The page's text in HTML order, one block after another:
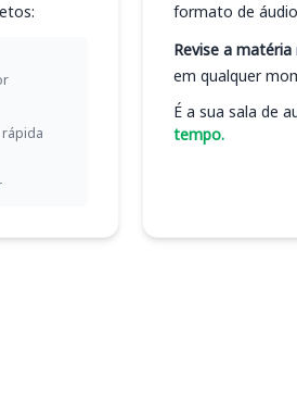
formato de
Revise a matéria
em qualquer
É a sua sala de
tempo.